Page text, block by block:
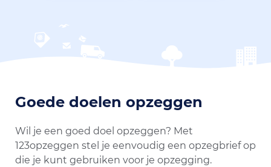
Goede doelen opzeggen
Wil je een goed doel opzeggen? Met
123opzeggen stel je eenvoudig een opzegbrief op
die je kunt gebruiken voor je opzegging.